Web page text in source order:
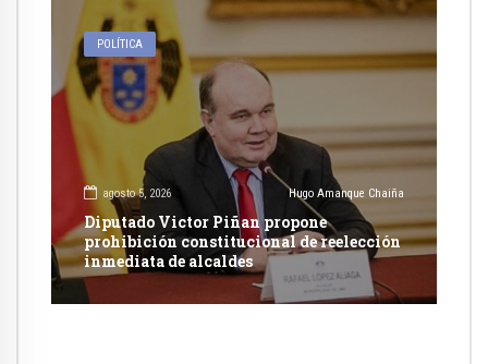
POLÍTICA
agosto 5, 2026 Hugo Amanque Chaiña
Diputado Victor Piñan propone
prohibición constitucional de reelección
inmediata de alcaldes